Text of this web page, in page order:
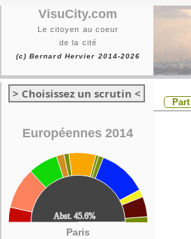
VisuCity.com
Le citoyen au coeur
de la cité
(c) Bernard Hervier 2014-2026
> Choisissez un scrutin <
Européennes 2014
Paris
Part